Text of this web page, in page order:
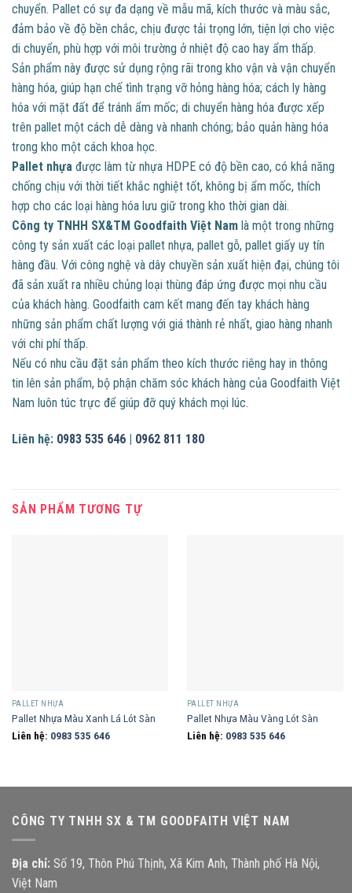
chuyển. Pallet có sự đa dạng về mẫu mã, kích thước và màu sắc,
đảm bảo về độ bền chắc, chịu được tải trọng lớn, tiện lợi cho việc
di chuyển, phù hợp với môi trường ở nhiệt độ cao hay ẩm thấp.
Sản phẩm này được sử dụng rộng rãi trong kho vận và vận chuyển
hàng hóa, giúp hạn chế tình trạng vỡ hỏng hàng hóa; cách ly hàng
hóa với mặt đất để tránh ẩm mốc; di chuyển hàng hóa được xếp
trên pallet một cách dễ dàng và nhanh chóng; bảo quản hàng hóa
trong kho một cách khoa học.
Pallet nhựa được làm từ nhựa HDPE có độ bền cao, có khả năng
chống chịu với thời tiết khắc nghiệt tốt, không bị ẩm mốc, thích
hợp cho các loại hàng hóa lưu giữ trong kho thời gian dài.
Công ty TNHH SX&TM Goodfaith Việt Nam là một trong những
công ty sản xuất các loại pallet nhựa, pallet gỗ, pallet giấy uy tín
hàng đầu. Với công nghệ và dây chuyền sản xuất hiện đại, chúng tôi
đã sản xuất ra nhiều chủng loại thùng đáp ứng được mọi nhu cầu
của khách hàng. Goodfaith cam kết mang đến tay khách hàng
những sản phẩm chất lượng với giá thành rẻ nhất, giao hàng nhanh
với chi phí thấp.
Nếu có nhu cầu đặt sản phẩm theo kích thước riêng hay in thông
tin lên sản phẩm, bộ phận chăm sóc khách hàng của Goodfaith Việt
Nam luôn túc trực để giúp đỡ quý khách mọi lúc.
Liên hệ: 0983 535 646 | 0962 811 180
SẢN PHẨM TƯƠNG TỰ
PALLET NHỰA
Pallet Nhựa Màu Xanh Lá Lót Sàn
Liên hệ: 0983 535 646
PALLET NHỰA
Pallet Nhựa Màu Vàng Lót Sàn
Liên hệ: 0983 535 646
CÔNG TY TNHH SX & TM GOODFAITH VIỆT NAM
Địa chỉ: Số 19, Thôn Phú Thịnh, Xã Kim Anh, Thành phố Hà Nội,
Việt Nam